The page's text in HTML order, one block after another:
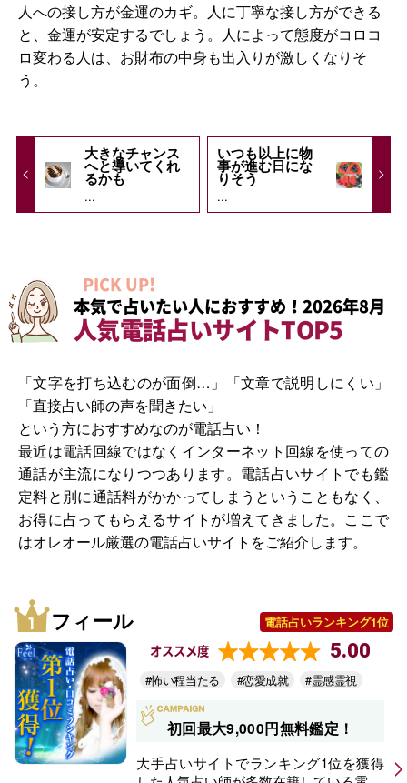
人への接し方が金運のカギ。人に丁寧な接し方ができる
と、金運が安定するでしょう。人によって態度がコロコ
ロ変わる人は、お財布の中身も出入りが激しくなりそ
う。
大きなチャンス
へと導いてくれ
るかも
...
いつも以上に物
事が進む日にな
りそう
...
PICK UP!
本気で占いたい人におすすめ！2026年8月
人気電話占いサイトTOP5
「文字を打ち込むのが面倒…」「文章で説明しにくい」
「直接占い師の声を聞きたい」
という方におすすめなのが電話占い！
最近は電話回線ではなくインターネット回線を使っての
通話が主流になりつつあります。電話占いサイトでも鑑
定料と別に通話料がかかってしまうということもなく、
お得に占ってもらえるサイトが増えてきました。ここで
はオレオール厳選の電話占いサイトをご紹介します。
フィール 電話占いランキング1位
オススメ度 5.00
#怖い程当たる #恋愛成就 #霊感霊視
初回最大9,000円無料鑑定！
大手占いサイトでランキング1位を獲得